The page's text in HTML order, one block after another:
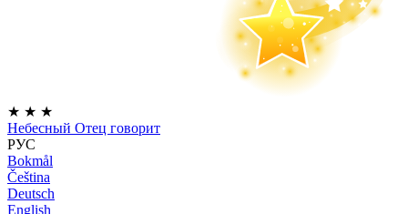
★ ★ ★
Небесный Отец говорит
РУС
Bokmål
Čeština
Deutsch
English